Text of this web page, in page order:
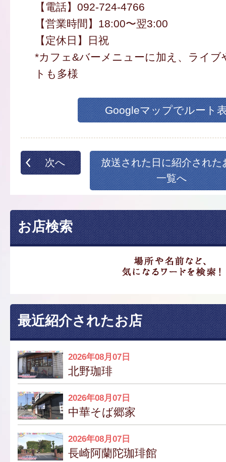
【電話】092-724-4766
【営業時間】18:00〜翌3:00
【定休日】日祝
*カフェ&バーメニューに加え、ライブ
トも多様
Googleマップでルート
次へ
放送された日に紹介された
一覧へ
お店検索
最近紹介されたお店
2026年08月07日
北野珈琲
2026年08月07日
中華そば郷家
2026年08月07日
長崎阿蘭陀珈琲館